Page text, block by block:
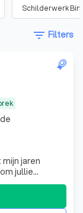
Schilderwerk
filter_list Filters
jaren
jullie
•